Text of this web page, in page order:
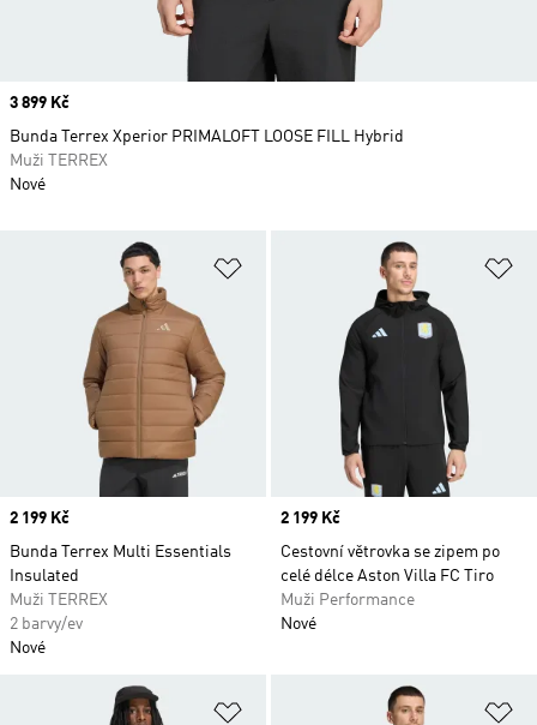
Přidat do seznamu přání
Price
2 199 Kč
Bunda Terrex Multi Essentials
Insulated
Muži TERREX
2 barvy/ev
Nové
Price
2 199 Kč
Cestovní větrovka se zipem po
celé délce Aston Villa FC Tiro
Muži Performance
Nové
Přidat do seznamu přání
Price
3 899 Kč
Bunda Terrex Xperior PRIMALOFT LOOSE FILL Hybrid
Muži TERREX
Nové